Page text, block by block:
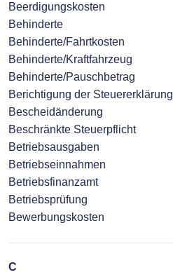
Beerdigungskosten
Behinderte
Behinderte/Fahrtkosten
Behinderte/Kraftfahrzeug
Behinderte/Pauschbetrag
Berichtigung der Steuererklärung
Bescheidänderung
Beschränkte Steuerpflicht
Betriebsausgaben
Betriebseinnahmen
Betriebsfinanzamt
Betriebsprüfung
Bewerbungskosten
C